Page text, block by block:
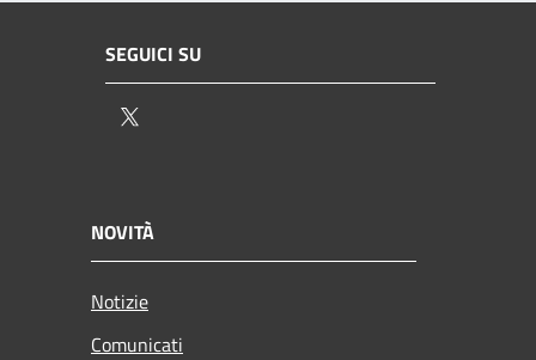
SEGUICI SU
NOVITÀ
Notizie
Comunicati